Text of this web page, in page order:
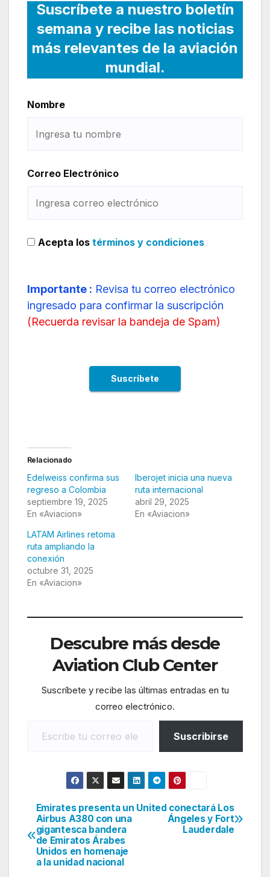
Suscríbete a nuestro boletín
semana y recibe las noticias
más relevantes de la aviación
mundial.
Nombre
Correo Electrónico
Acepta los términos y condiciones
Importante : Revisa tu correo electrónico
ingresado para confirmar la suscripción
(Recuerda revisar la bandeja de Spam)
Relacionado
Edelweiss confirma sus
regreso a Colombia
septiembre 19, 2025
En «Aviacion»
Iberojet inicia una nueva
ruta internacional
abril 29, 2025
En «Aviacion»
LATAM Airlines retoma
ruta ampliando la
conexión
octubre 31, 2025
En «Aviacion»
Descubre más desde
Aviation Club Center
Suscríbete y recibe las últimas entradas en tu
correo electrónico.
Suscribirse
Navegación
de
entradas
United conectará Los
Ángeles y Fort
Lauderdale
Emirates presenta un
Airbus A380 con una
gigantesca bandera
de Emiratos Árabes
Unidos en homenaje
a la unidad nacional